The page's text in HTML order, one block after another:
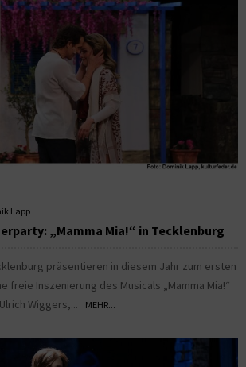
Lapp
„Mamma Mia!“ in Tecklenburg
präsentieren in diesem Jahr zum ersten
freie Inszenierung des Musicals „Mamma Mia!“
Wiggers,...
MEHR...